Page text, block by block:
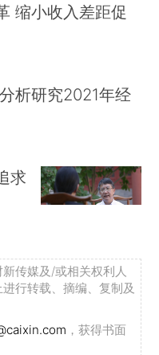
不能确保社会和平
东地区，伊拉克的
非洲通过选举实现
纳和赞比亚，它们
下的政策制定不但可
可能被真诚信仰者的
的结果取决于公共
贫困社会，包括法
夫与克兰顿的研究把
理建构（mental
功能失调提供了有力
and Kranton，
缩小收入差距促
析研究2021年经
求
传媒及/或相关权利人
行转载、摘编、复制及
，获得书面